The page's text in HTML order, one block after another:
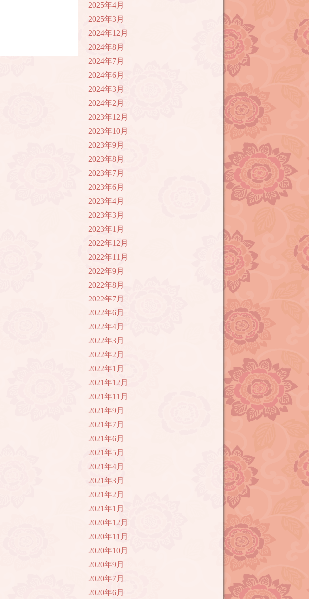
2025年4月
2025年3月
2024年12月
2024年8月
2024年7月
2024年6月
2024年3月
2024年2月
2023年12月
2023年10月
2023年9月
2023年8月
2023年7月
2023年6月
2023年4月
2023年3月
2023年1月
2022年12月
2022年11月
2022年9月
2022年8月
2022年7月
2022年6月
2022年4月
2022年3月
2022年2月
2022年1月
2021年12月
2021年11月
2021年9月
2021年7月
2021年6月
2021年5月
2021年4月
2021年3月
2021年2月
2021年1月
2020年12月
2020年11月
2020年10月
2020年9月
2020年7月
2020年6月